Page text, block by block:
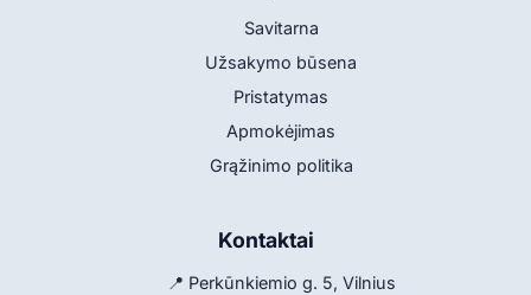
Savitarna
Užsakymo būsena
Pristatymas
Apmokėjimas
Grąžinimo politika
Kontaktai
📍 Perkūnkiemio g. 5, Vilnius